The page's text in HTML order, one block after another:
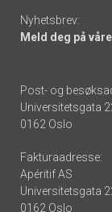
Nyhetsbrev:
Meld deg på
Post- og
Universitetsgata
0162 Oslo
Fakturaadresse:
Apéritif AS
Universitetsgata
0162 Oslo